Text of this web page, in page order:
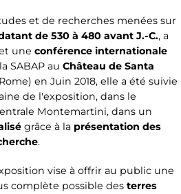
et de recherches menées sur
de 530 à 480 avant J.-C., a
une conférence internationale
SABAP au Château de Santa
en Juin 2018, elle a été suivie
de l'exposition, dans le
Montemartini, dans un
grâce à la présentation des
.
vise à offrir au public une
complète possible des terres